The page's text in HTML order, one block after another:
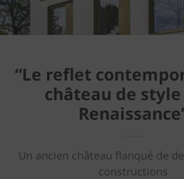
“Le reflet
château de style
Un ancien château flanqué de
constructions